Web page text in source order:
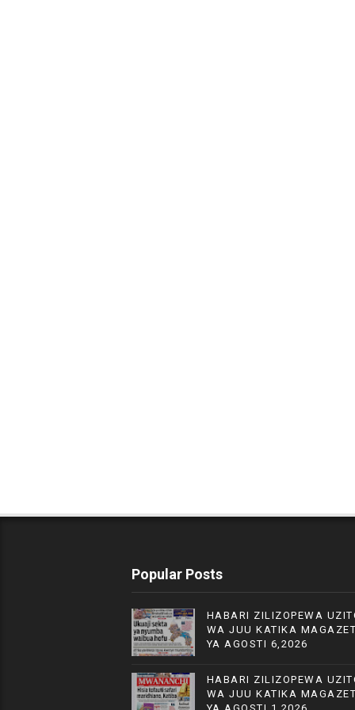
Popular Posts
HABARI ZILIZOPEWA
WA JUU KATIKA
YA AGOSTI 6,2026
HABARI ZILIZOPEWA
WA JUU KATIKA